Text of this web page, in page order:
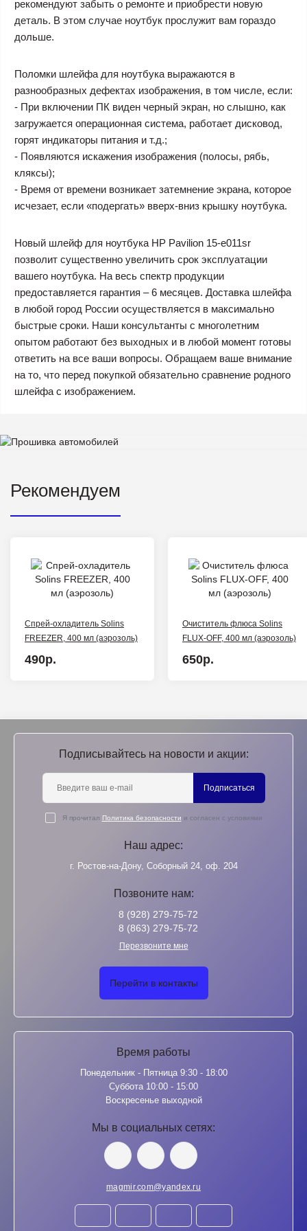
рекомендуют забыть о ремонте и приобрести новую
деталь. В этом случае ноутбук прослужит вам гораздо
дольше.
Поломки шлейфа для ноутбука выражаются в
разнообразных дефектах изображения, в том числе, если:
- При включении ПК виден черный экран, но слышно, как
загружается операционная система, работает дисковод,
горят индикаторы питания и т.д.;
- Появляются искажения изображения (полосы, рябь,
кляксы);
- Время от времени возникает затемнение экрана, которое
исчезает, если «подергать» вверх-вниз крышку ноутбука.
Новый шлейф для ноутбука HP Pavilion 15-e011sr
позволит существенно увеличить срок эксплуатации
вашего ноутбука. На весь спектр продукции
предоставляется гарантия – 6 месяцев. Доставка шлейфа
в любой город России осуществляется в максимально
быстрые сроки. Наши консультанты с многолетним
опытом работают без выходных и в любой момент готовы
ответить на все ваши вопросы. Обращаем ваше внимание
на то, что перед покупкой обязательно сравнение родного
шлейфа с изображением.
Рекомендуем
Спрей-охладитель Solins
FREEZER, 400 мл (аэрозоль)
490р.
Очиститель флюса Solins
FLUX-OFF, 400 мл (аэрозоль)
650р.
Подписывайтесь на новости и акции:
Подписаться
Я прочитал Политика безопасности и согласен с условиями
Наш адрес:
г. Ростов-на-Дону, Соборный 24, оф. 204
Позвоните нам:
8 (928) 279-75-72
8 (863) 279-75-72
Перезвоните мне
Перейти в контакты
Время работы
Понедельник - Пятница 9:30 - 18:00
Суббота 10:00 - 15:00
Воскресенье выходной
Мы в социальных сетях:
magmir.com@yandex.ru